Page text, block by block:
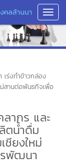
คลล้านนา
ร่งทำข้าวกล่อง
สานต่อพันธกิจเพื่อ
ากร และ
ตน้ำดื่ม
ชียงใหม่
พัฒนา